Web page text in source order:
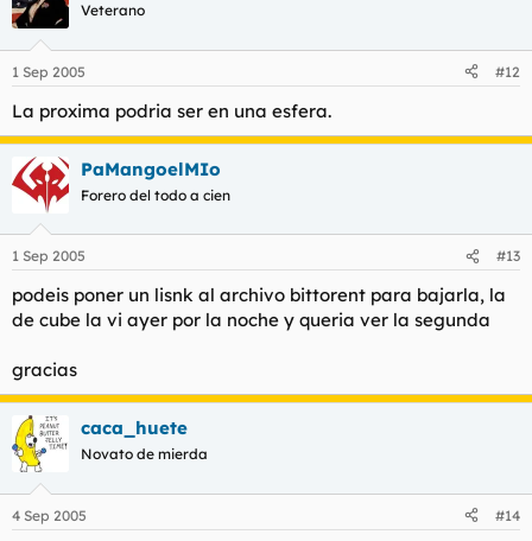
Veterano
1 Sep 2005 #12
La proxima podria ser en una esfera.
PaMangoelMIo
Forero del todo a cien
1 Sep 2005 #13
podeis poner un lisnk al archivo bittorent para bajarla, la
de cube la vi ayer por la noche y queria ver la segunda
gracias
caca_huete
Novato de mierda
4 Sep 2005 #14